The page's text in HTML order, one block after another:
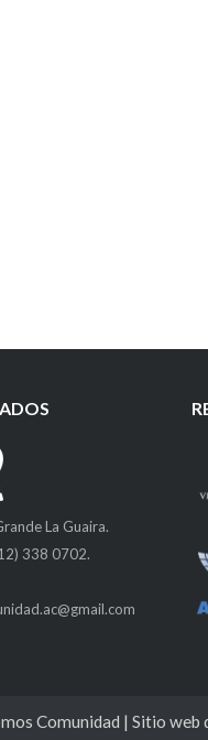
La Guaira.
338 0702.
Comunidad | Sitio web